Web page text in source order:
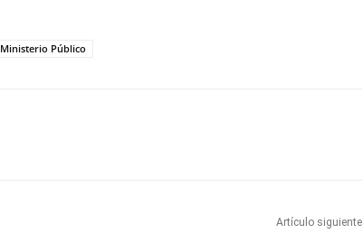
Ministerio Público
Artículo siguiente